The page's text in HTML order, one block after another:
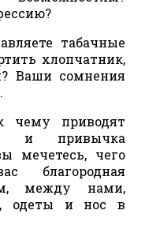
табачные
хлопчатник,
Ваши сомнения
чему приводят
и привычка
мечетесь, чего
благородная
между нами,
одеты и нос в